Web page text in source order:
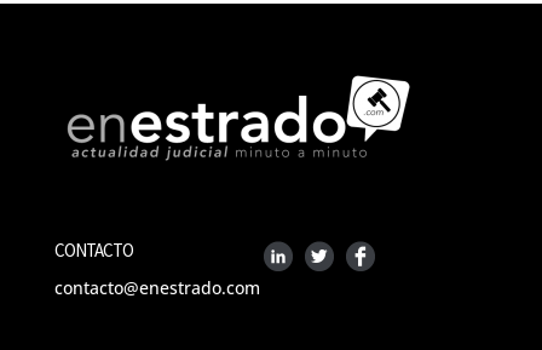
CONTACTO
contacto@enestrado.com